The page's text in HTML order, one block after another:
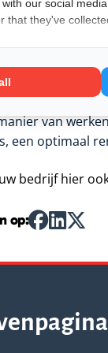
is om de
van
een optimaal
bedrijf hier
op:
our social
that they've